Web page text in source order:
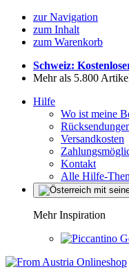
zur Navigation
zum Inhalt
zum Warenkorb
Schweiz:
Mehr als 5.800
Hilfe
Wo ist meine
Versandkosten
Kontakt
Alle Hilfe-
Mehr Inspiration